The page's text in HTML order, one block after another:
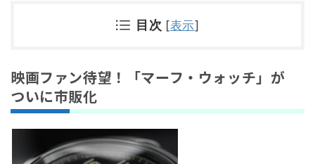
目次 [表示]
映画ファン待望！「マーフ・ウォッチ」が
ついに市販化